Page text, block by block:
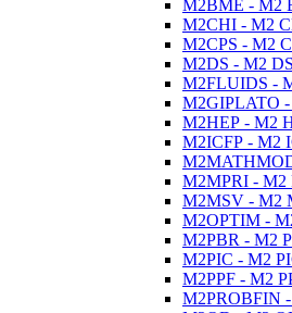
M2BME - M2
M2CHI - M2
M2CPS - M2
M2DS - M2
M2FLUIDS -
M2GIPLATO -
M2HEP - M2
M2ICFP - M2
M2MPRI - M2
M2MSV - M2
M2OPTIM -
M2PBR - M2
M2PIC - M2
M2PPF - M2
M2PROBFIN -